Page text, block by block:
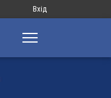
Меню
запису
Вхід